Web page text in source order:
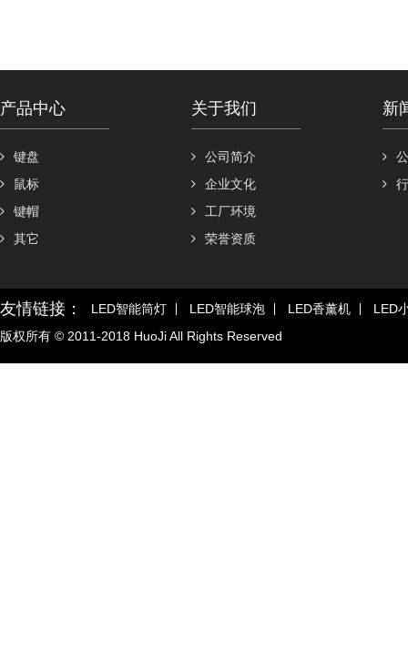
产品中心
键盘
鼠标
键帽
其它
关于我们
公司简介
企业文化
工厂环境
荣誉资质
新
友情链接： LED智能筒灯 LED智能球泡 LED香薰机
LED
版权所有 © 2011-2018 HuoJi All Rights Reserved